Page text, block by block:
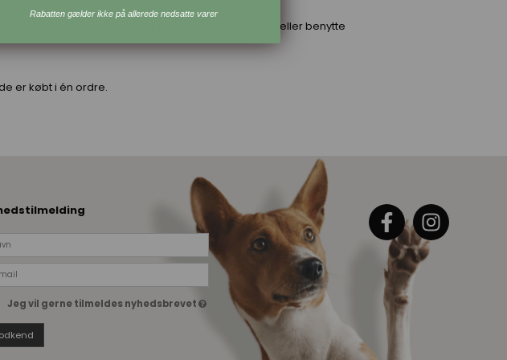
Du kan sende en mail til naja@seleshoppen.dk eller benytte
er købt i én ordre.
Jeg vil gerne tilmeldes nyhedsbrevet
Rabatten gælder ikke på allerede nedsatte varer